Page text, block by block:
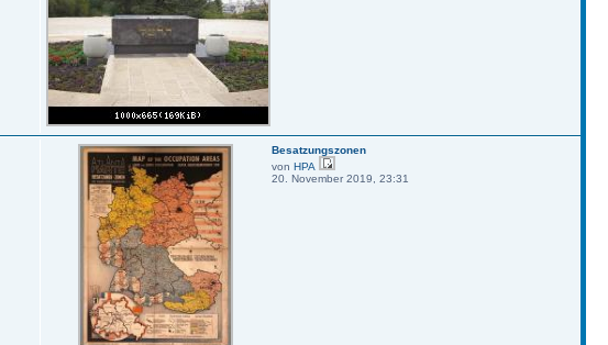
Besatzungszonen
von HPA
20. November 2019, 23:31